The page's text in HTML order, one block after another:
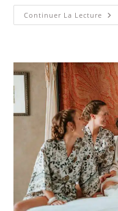
Continuer La Lecture